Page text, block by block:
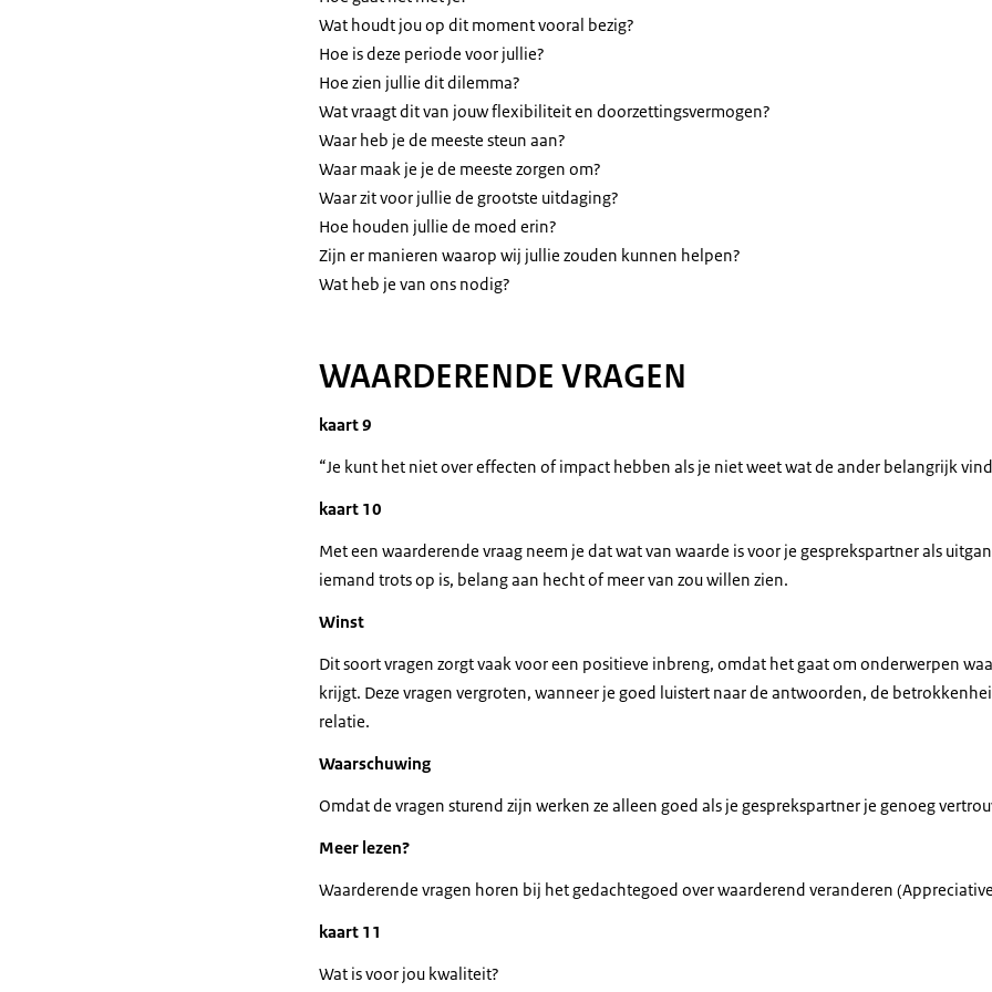
Wat houdt jou op dit moment vooral bezig?
Hoe is deze periode voor jullie?
Hoe zien jullie dit dilemma?
Wat vraagt dit van jouw flexibiliteit en doorzettingsvermogen?
Waar heb je de meeste steun aan?
Waar maak je je de meeste zorgen om?
Waar zit voor jullie de grootste uitdaging?
Hoe houden jullie de moed erin?
Zijn er manieren waarop wij jullie zouden kunnen helpen?
Wat heb je van ons nodig?
WAARDERENDE VRAGEN
kaart 9
“Je kunt het niet over effecten of impact hebben als je niet weet wat de ander belangrijk
kaart 10
Met een waarderende vraag neem je dat wat van waarde is voor je gesprekspartner als
iemand trots op is, belang aan hecht of meer van zou willen zien.
Winst
Dit soort vragen zorgt vaak voor een positieve inbreng, omdat het gaat om onderwerpen
krijgt. Deze vragen vergroten, wanneer je goed luistert naar de antwoorden, de
relatie.
Waarschuwing
Omdat de vragen sturend zijn werken ze alleen goed als je gesprekspartner je genoeg
Meer lezen?
Waarderende vragen horen bij het gedachtegoed over waarderend veranderen
kaart 11
Wat is voor jou kwaliteit?